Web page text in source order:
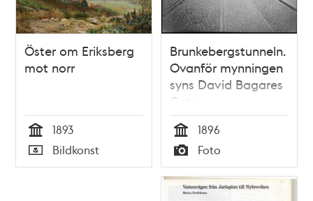
Öster om Eriksberg
mot norr
Tid
1893
Typ
Bildkonst
Brunkebergstunneln.
Ovanför mynningen
syns David Bagares
Gata
Tid
1896
Typ
Foto